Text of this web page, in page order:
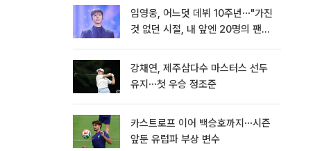
임영웅, 어느덧 데뷔 10주년⋯"가진
것 없던 시절, 내 앞엔 20명의 팬
강채연, 제주삼다수 마스터스 선두
유지⋯첫 우승 정조준
카스트로프 이어 백승호까지⋯시즌
앞둔 유럽파 부상 변수